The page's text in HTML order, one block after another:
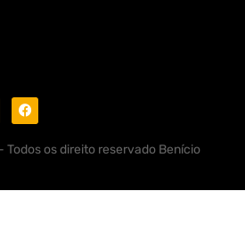
os direito reservado Benício